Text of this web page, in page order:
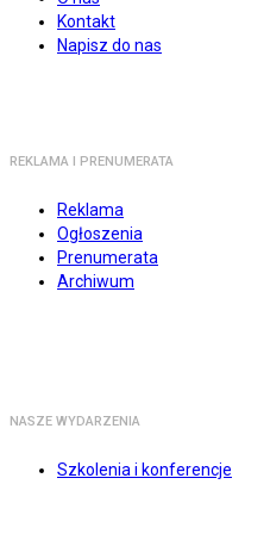
Kontakt
Napisz do nas
REKLAMA I PRENUMERATA
Reklama
Ogłoszenia
Prenumerata
Archiwum
NASZE WYDARZENIA
Szkolenia i konferencje